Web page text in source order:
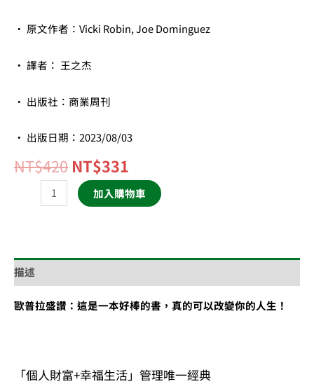
• 原文作者：Vicki Robin, Joe Dominguez
• 譯者： 王之杰
• 出版社：商業周刊
• 出版日期：2023/08/03
NT$420 NT$331
衡
數
加入購物車
描述
歐普拉盛讚：這是一本好棒的書，真的可以改變你的人生！
「個人財富+幸福生活」管理唯一經典